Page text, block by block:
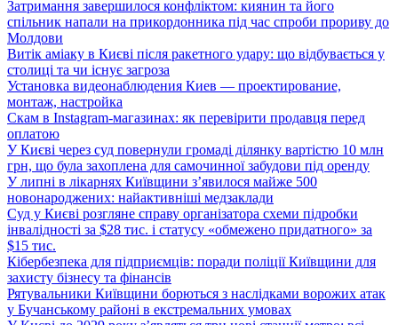
Затримання завершилося конфліктом: киянин та його
спільник напали на прикордонника під час спроби прориву до
Молдови
Витік аміаку в Києві після ракетного удару: що відбувається у
столиці та чи існує загроза
Установка видеонаблюдения Киев — проектирование,
монтаж, настройка
Скам в Instagram-магазинах: як перевірити продавця перед
оплатою
У Києві через суд повернули громаді ділянку вартістю 10 млн
грн, що була захоплена для самочинної забудови під оренду
У липні в лікарнях Київщини з’явилося майже 500
новонароджених: найактивніші медзаклади
Суд у Києві розгляне справу організатора схеми підробки
інвалідності за $28 тис. і статусу «обмежено придатного» за
$15 тис.
Кібербезпека для підприємців: поради поліції Київщини для
захисту бізнесу та фінансів
Рятувальники Київщини борються з наслідками ворожих атак
у Бучанському районі в екстремальних умовах